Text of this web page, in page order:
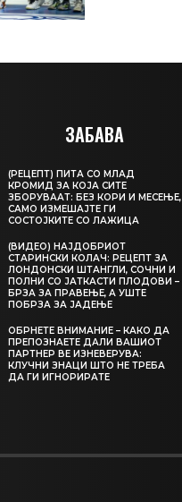
ЗАБАВА
(РЕЦЕПТ) ПИТА СО МЛАД
КРОМИД ЗА КОЈА СИТЕ
ЗБОРУВААТ: БЕЗ КОРИ И МЕСЕЊЕ,
САМО ИЗМЕШАЈТЕ ГИ
СОСТОЈКИТЕ СО ЛАЖИЦА
(ВИДЕО) НАЈДОБРИОТ
СТАРИНСКИ КОЛАЧ: РЕЦЕПТ ЗА
ЛОНДОНСКИ ШТАНГЛИ, СОЧНИ И
ПОЛНИ СО ЈАТКАСТИ ПЛОДОВИ –
БРЗА ЗА ПРАВЕЊЕ, А УШТЕ
ПОБРЗА ЗА ЈАДЕЊЕ
ОБРНЕТЕ ВНИМАНИЕ – КАКО ДА
ПРЕПОЗНАЕТЕ ДАЛИ ВАШИОТ
ПАРТНЕР ВЕ ИЗНЕВЕРУВА:
КЛУЧНИ ЗНАЦИ ШТО НЕ ТРЕБА
ДА ГИ ИГНОРИРАТЕ